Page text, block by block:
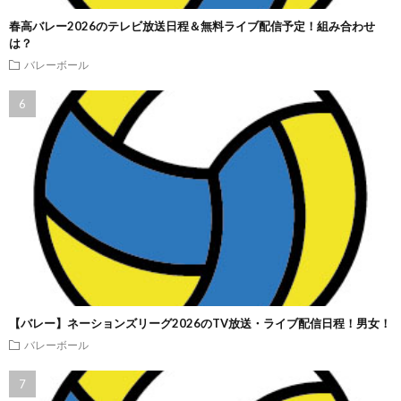
春高バレー2026のテレビ放送日程＆無料ライブ配信予定！組み合わせ
は？
バレーボール
【バレー】ネーションズリーグ2026のTV放送・ライブ配信日程！男女！
バレーボール